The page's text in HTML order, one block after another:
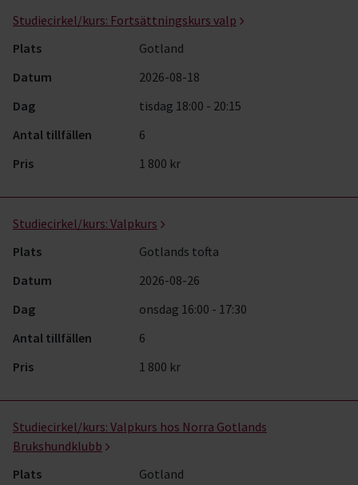
Studiecirkel/kurs: Fortsättningskurs valp
Plats
Gotland
Datum
2026-08-18
Dag
tisdag 18:00 - 20:15
Antal tillfällen
6
Pris
1 800 kr
Studiecirkel/kurs: Valpkurs
Plats
Gotlands tofta
Datum
2026-08-26
Dag
onsdag 16:00 - 17:30
Antal tillfällen
6
Pris
1 800 kr
Studiecirkel/kurs: Valpkurs hos Norra Gotlands
Brukshundklubb
Plats
Gotland